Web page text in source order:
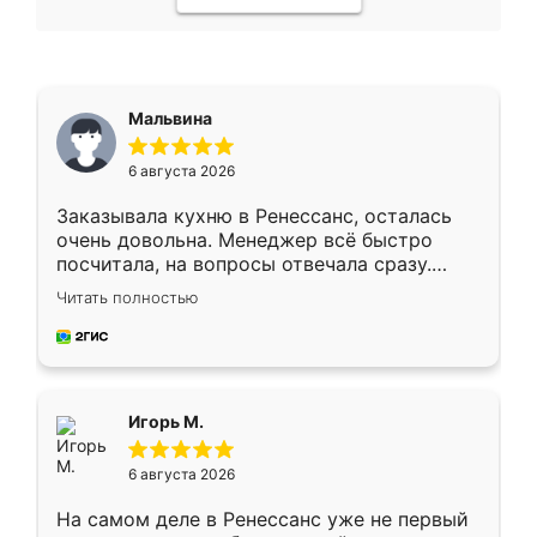
Мальвина
6 августа 2026
Заказывала кухню в Ренессанс, осталась
очень довольна. Менеджер всё быстро
посчитала, на вопросы отвечала сразу.
Замерщик приехал в субботу, подошёл к
делу со всей ответственностью. Собрали
за день, ребята работали аккуратно, даже
Читать полностью
Игорь М.
6 августа 2026
На самом деле в Ренессанс уже не первый